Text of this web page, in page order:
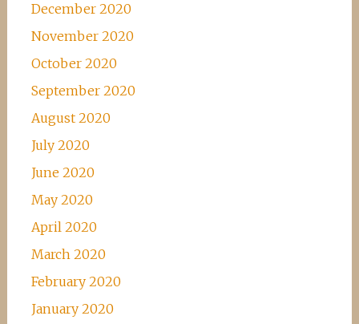
December 2020
November 2020
October 2020
September 2020
August 2020
July 2020
June 2020
May 2020
April 2020
March 2020
February 2020
January 2020